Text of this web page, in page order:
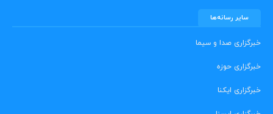
سایر رسانه‌ها
خبرگزاری صدا و سیما
خبرگزاری حوزه
خبرگزاری ایکنا